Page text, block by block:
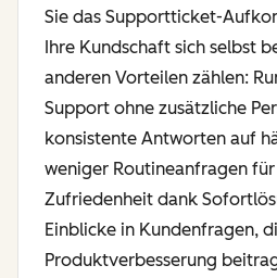
Sie das Supportticket-
Ihre Kundschaft sich selbst
anderen Vorteilen zählen:
Support ohne zusätzliche
konsistente Antworten auf
weniger Routineanfragen
Zufriedenheit dank
Einblicke in Kundenfragen,
Produktverbesserung